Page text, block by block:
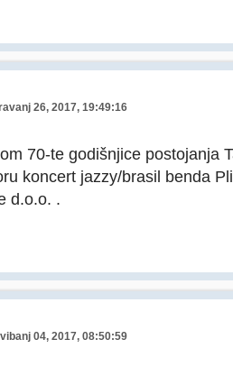
26, 2017, 19:49:16
70-te godišnjice postojanja
koncert jazzy/brasil benda
d.o.o. .
04, 2017, 08:50:59